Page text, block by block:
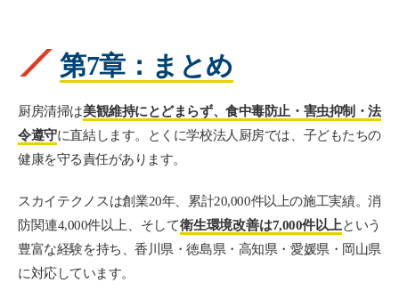
第7章：まとめ
厨房清掃は美観維持にとどまらず、食中毒防止・害虫抑制・法
令遵守に直結します。とくに学校法人厨房では、子どもたちの
健康を守る責任があります。
スカイテクノスは創業20年、累計20,000件以上の施工実績。消
防関連4,000件以上、そして衛生環境改善は7,000件以上という
豊富な経験を持ち、香川県・徳島県・高知県・愛媛県・岡山県
に対応しています。